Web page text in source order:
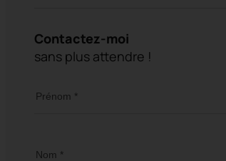
Contactez-moi
sans plus attendre !
Prénom *
Nom *